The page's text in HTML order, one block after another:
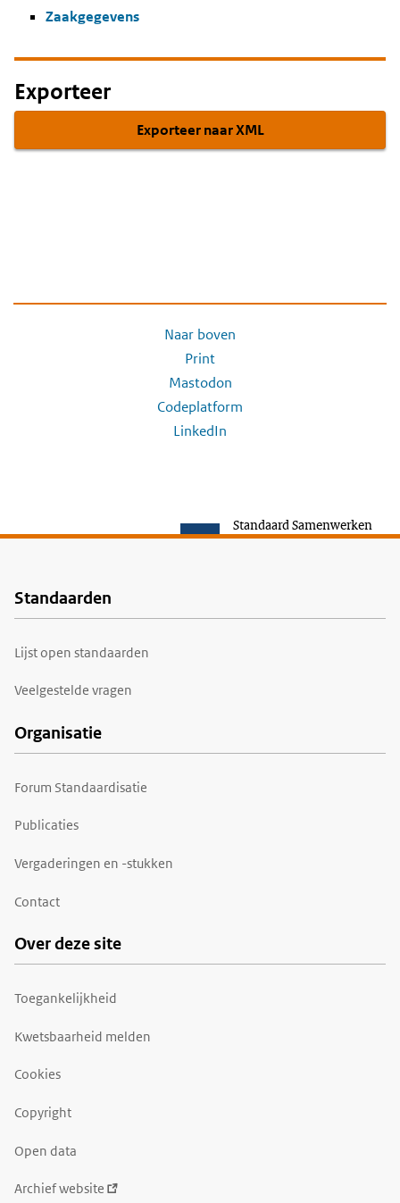
Zaakgegevens
Exporteer
Exporteer naar XML
Naar boven
Print
Mastodon
Codeplatform
LinkedIn
Standaard Samenwerken
Voet
Standaarden
Lijst open standaarden
Veelgestelde vragen
Organisatie
Forum Standaardisatie
Publicaties
Vergaderingen en -stukken
Contact
Over deze site
Toegankelijkheid
Kwetsbaarheid melden
Cookies
Copyright
Open data
Archief website